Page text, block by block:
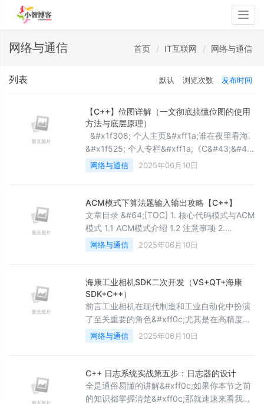
网络与通信 首页 IT互联网 网络与通信
列表 默认 浏览次数 发布时间
【C++】位图详解（一文彻底搞懂位图的使用
方法与底层原理）
&#x1f525; 个人专栏&#xff1a;《C&#43;&#43;
系列》《Linux系列》 ⛰️ 天高地阔&#xff0c;欲
往观之。 目录1.位图的概念2.位图的使用方法
他格式3.位图的使用场景1.快速的查找某个数
据是否在一个集合中2.排序&#43;去重3.求两
个集合的交集
网络与通信 2025年06月10日
ACM模式下算法题输入输出攻略【C++】
文章目录 &#64;[TOC] 1. 核心代码模式与ACM
模式 1.1 ACM模式介绍 1.2 注意事项 2.
C&#43;&#43;常用的输入输出方法 2.1 输入
2.1.1 &#96;cin&#96; 注意事项 2.1.2
&#96;getchar()&#96; 注意事
网络与通信 2025年06月10日
海康工业相机SDK二次开发（VS+QT+海康
SDK+C++）
前言工业相机在现代制造和工业自动化中扮演
了至关重要的角色&#xff0c;尤其是在高精度、
高速度检测中。海康威视工业相机以其性能稳
定、图像质量高、兼容性强而受到广泛青睐。
定不在少数&#xff0c;笔者在平常项目中跟海康
相关人员对接也是比较多。那么&#xff0c;本文
将全面介绍如何基于海康工业相机的
网络与通信 2025年06月10日
C++ 日志系统实战第五步：日志器的设计
全是通俗易懂的讲解&#xff0c;如果你本节之前
的知识都掌握清楚&#xff0c;那就速速来看我的